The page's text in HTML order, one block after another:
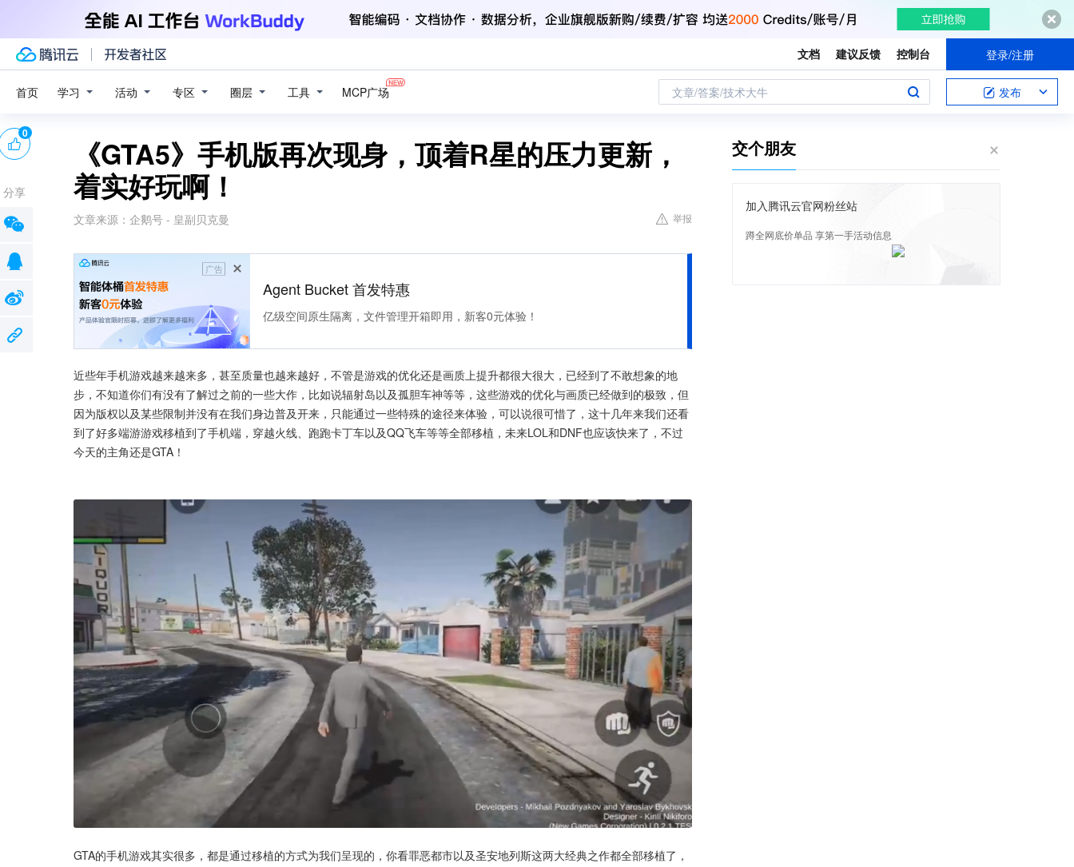
文档 建议反馈 控制台 登录/注册
首页 学习 活动 专区 圈层 工具 MCP广场 文章/答案/技术大牛 发布
《GTA5》手机版再次现身，顶着R星的压力更新，
着实好玩啊！
文章来源： 企鹅号 - 皇副贝克曼 举报
广告
Agent Bucket 首发特惠
亿级空间原生隔离，文件管理开箱即用，新客0元体验！
近些年手机游戏越来越来多，甚至质量也越来越好，不管是游戏的优化还是画质上提升都很大很大，已经到了不敢想象的地
步，不知道你们有没有了解过之前的一些大作，比如说辐射岛以及孤胆车神等等，这些游戏的优化与画质已经做到的极致，但
因为版权以及某些限制并没有在我们身边普及开来，只能通过一些特殊的途径来体验，可以说很可惜了，这十几年来我们还看
到了好多端游游戏移植到了手机端，穿越火线、跑跑卡丁车以及QQ飞车等等全部移植，未来LOL和DNF也应该快来了，不过
今天的主角还是GTA！
GTA的手机游戏其实很多，都是通过移植的方式为我们呈现的，你看罪恶都市以及圣安地列斯这两大经典之作都全部移植了，
0
分享
交个朋友
加入腾讯云官网粉丝站
蹲全网底价单品 享第一手活动信息